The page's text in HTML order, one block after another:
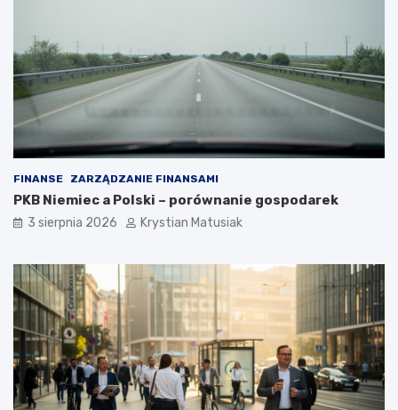
FINANSE ZARZĄDZANIE FINANSAMI
PKB Niemiec a Polski – porównanie gospodarek
3 sierpnia 2026 Krystian Matusiak